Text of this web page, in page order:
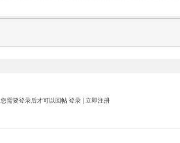
您需要登录后才可以回帖 登录| 立即注册